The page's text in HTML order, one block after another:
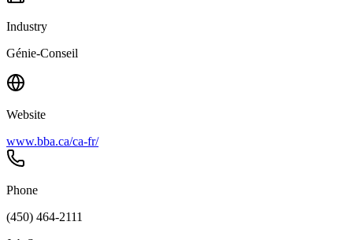
Industry
Génie-Conseil
Website
www.bba.ca/ca-fr/
Phone
(450) 464-2111